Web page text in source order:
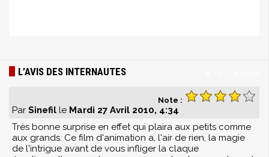
L’AVIS DES INTERNAUTES
Note :
Par Sinefil le Mardi 27 Avril 2010, 4:34
Très bonne surprise en effet qui plaira aux petits comme
aux grands. Ce film d'animation a, l'air de rien, la magie
de l'intrigue avant de vous infliger la claque